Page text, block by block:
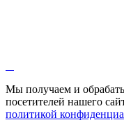
Мы получаем и
посетителей нашего
политикой